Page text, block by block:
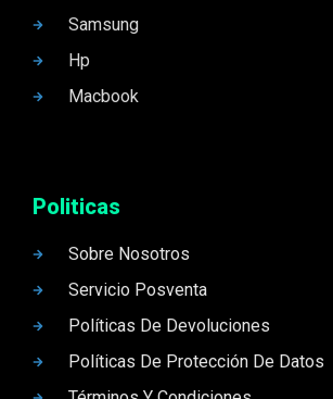
Samsung
Hp
Macbook
Politicas
Sobre Nosotros
Servicio Posventa
Políticas De Devoluciones
Políticas De Protección De Datos